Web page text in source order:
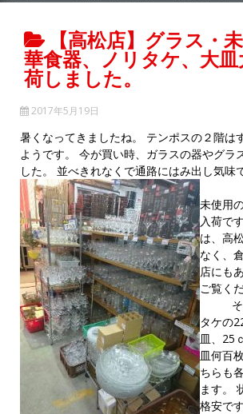
【高松店】グラス・
華食器、ノリタケ、大皿
荷しました。
2017年5月19日
暑くなってきましたね。 テンポスの２階は
ようです。 今が買い時、ガラスの器やグラ
した。 並べきれなくで通路にはみ出し気味
そ
未使用
入荷で
は、高
なく、
店にも
ご覧く
そし
タケの
皿、25
皿何百
ちらも
ます。
格安で